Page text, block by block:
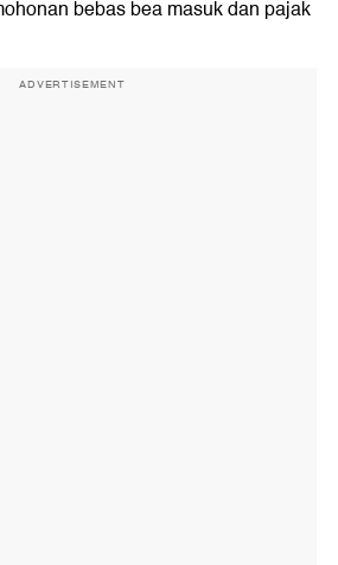
bebas bea masuk dan pajak
ADVERTISEMENT